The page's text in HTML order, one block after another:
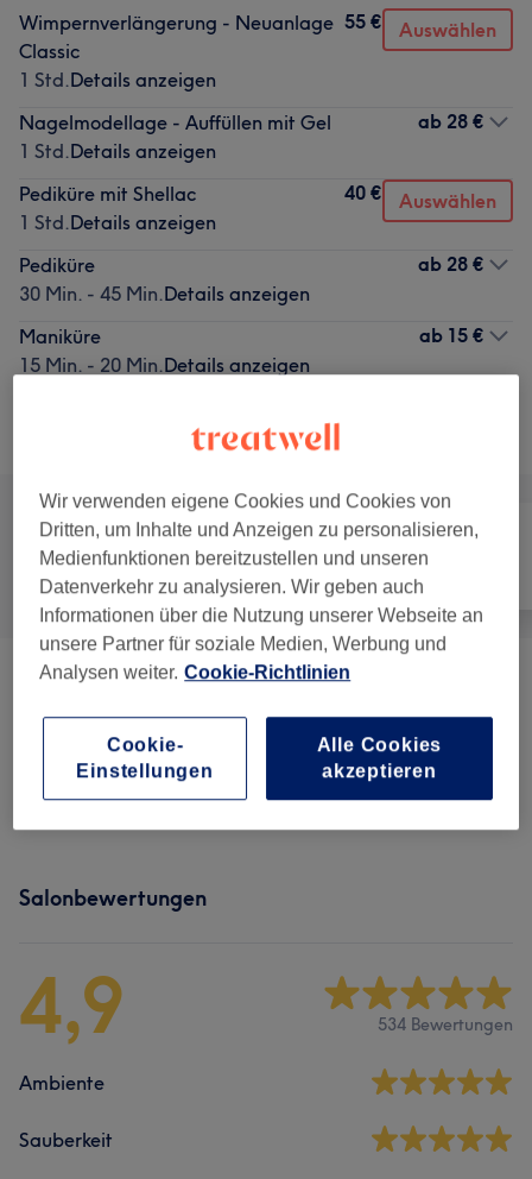
Wimpernverlängerung - Neuanlage
Classic
1 Std.Details anzeigen
55 € Auswählen
Nagelmodellage - Auffüllen mit Gel
1 Std.Details anzeigen
ab 28 €
Pediküre mit Shellac
1 Std.Details anzeigen
40 € Auswählen
Pediküre
30 Min. - 45 Min.Details anzeigen
ab 28 €
Maniküre
15 Min. - 20 Min.Details anzeigen
ab 15 €
Nägel
Maniküre & Pediküre (7)
Nagelmodellagen ab 28 €
Wimpernverlängerungen ) ab 35 €
Salonbewertungen
4,9 534 Bewertungen
Ambiente
Sauberkeit
Wir verwenden eigene Cookies und Cookies von
Dritten, um Inhalte und Anzeigen zu personalisieren,
Medienfunktionen bereitzustellen und unseren
Datenverkehr zu analysieren. Wir geben auch
Informationen über die Nutzung unserer Webseite an
unsere Partner für soziale Medien, Werbung und
Analysen weiter. Cookie-Richtlinien
Cookie-
Einstellungen
Alle Cookies
akzeptieren